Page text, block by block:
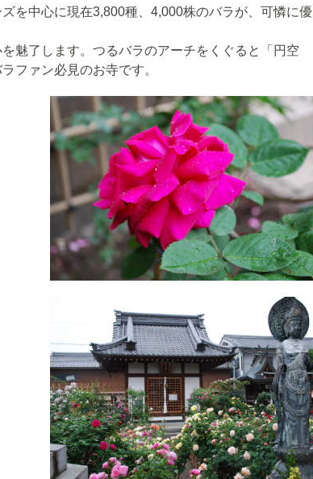
を中心に現在3,800種、4,000株のバラが、可憐に優
魅了します。つるバラのアーチをくぐると「円空
ファン必見のお寺です。
1
枚
目
の